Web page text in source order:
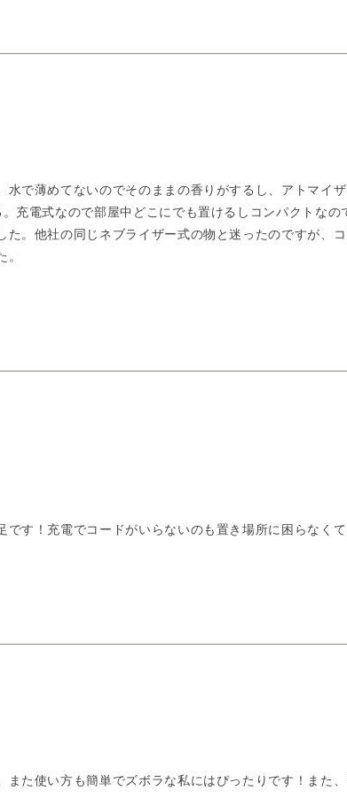
で薄めてないのでそのままの香りがするし、アトマイ
充電式なので部屋中どこにでも置けるしコンパクトなの
。他社の同じネブライザー式の物と迷ったのですが、コ
す！充電でコードがいらないのも置き場所に困らなく
た使い方も簡単でズボラな私にはぴったりです！また